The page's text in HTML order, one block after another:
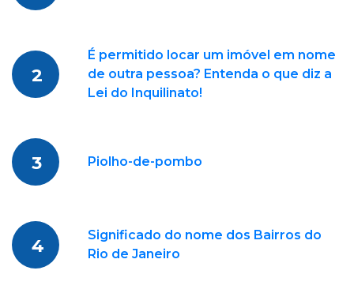
2
É permitido locar um imóvel em nome
de outra pessoa? Entenda o que diz a
Lei do Inquilinato!
3 Piolho-de-pombo
4
Significado do nome dos Bairros do
Rio de Janeiro